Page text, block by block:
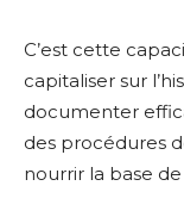
C’est cette
capitaliser sur
documenter
des procédures
nourrir la base